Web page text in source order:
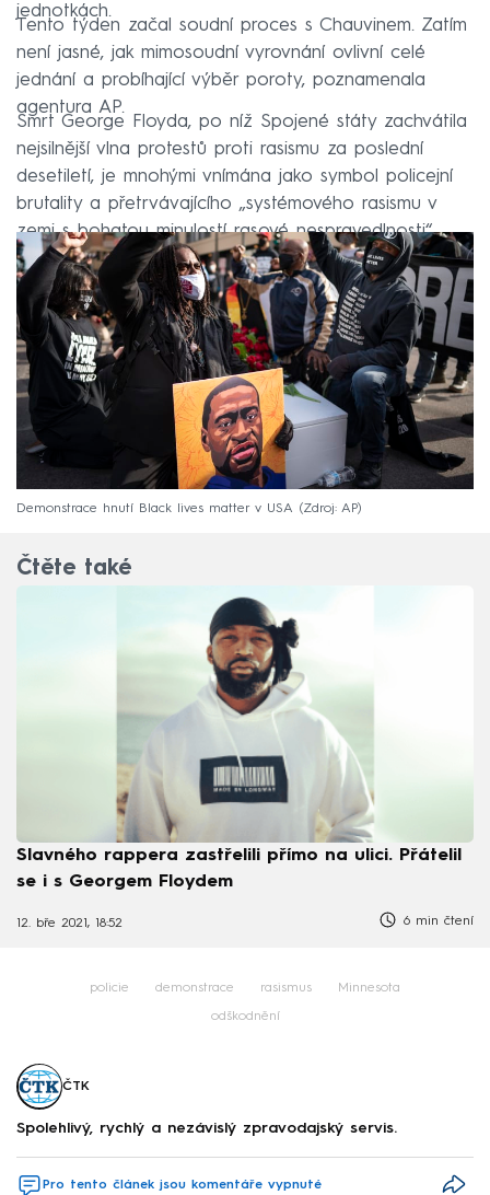
jednotkách.
Tento týden začal soudní proces s Chauvinem. Zatím
není jasné, jak mimosoudní vyrovnání ovlivní celé
jednání a probíhající výběr poroty, poznamenala
agentura AP.
Smrt George Floyda, po níž Spojené státy zachvátila
nejsilnější vlna protestů proti rasismu za poslední
desetiletí, je mnohými vnímána jako symbol policejní
brutality a přetrvávajícího „systémového rasismu v
zemi s bohatou minulostí rasové nespravedlnosti“.
Demonstrace hnutí Black lives matter v USA Zdroj: AP
Čtěte také
Slavného rappera zastřelili přímo na ulici. Přátelil
se i s Georgem Floydem
12. bře 2021, 18:52 6 min čtení
policie demonstrace rasismus Minnesota
odškodnění
ČTK
Spolehlivý, rychlý a nezávislý zpravodajský servis.
Pro tento článek jsou komentáře vypnuté